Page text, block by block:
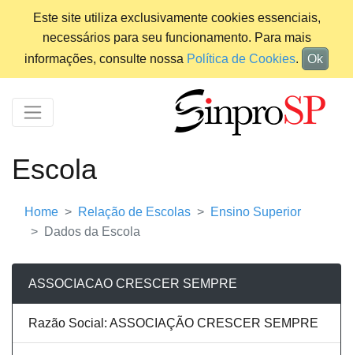
Este site utiliza exclusivamente cookies essenciais,
necessários para seu funcionamento. Para mais
informações, consulte nossa Política de Cookies. Ok
Escola
Home Relação de Escolas
Ensino Superior
Dados da Escola
ASSOCIACAO CRESCER SEMPRE
Razão Social: ASSOCIAÇÃO CRESCER SEMPRE